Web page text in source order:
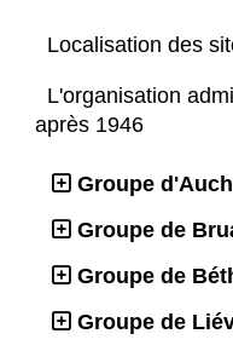
Localisation des
L'organisation
après 1946
Groupe
Groupe de
Groupe de
Groupe de